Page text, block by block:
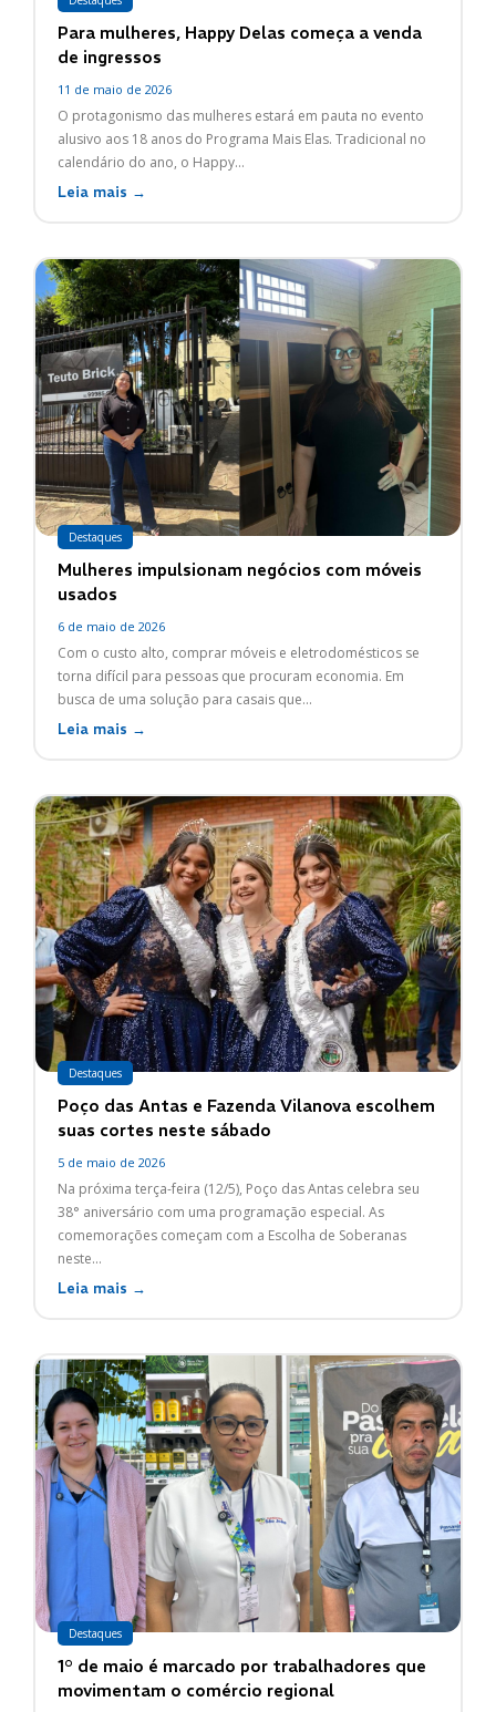
Para mulheres, Happy Delas começa a venda
de ingressos
11 de maio de 2026
O protagonismo das mulheres estará em pauta no evento
alusivo aos 18 anos do Programa Mais Elas. Tradicional no
calendário do ano, o Happy...
Leia mais →
Destaques
Mulheres impulsionam negócios com móveis
usados
6 de maio de 2026
Com o custo alto, comprar móveis e eletrodomésticos se
torna difícil para pessoas que procuram economia. Em
busca de uma solução para casais que...
Leia mais →
Destaques
Poço das Antas e Fazenda Vilanova escolhem
suas cortes neste sábado
5 de maio de 2026
Na próxima terça-feira (12/5), Poço das Antas celebra seu
38° aniversário com uma programação especial. As
comemorações começam com a Escolha de Soberanas
neste...
Leia mais →
Destaques
1° de maio é marcado por trabalhadores que
movimentam o comércio regional